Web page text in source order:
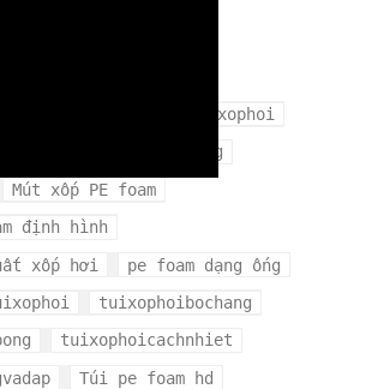
mangxophoi
màng xốp bọc hàng
Mút xốp PE foam
định hình
xốp hơi
pe foam dạng ống
tuixophoibochang
tuixophoicachnhiet
Túi pe foam hd